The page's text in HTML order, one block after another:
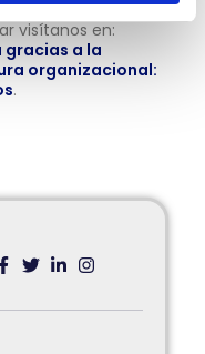
seguir
visítanos en:
a la
organizacional:
.